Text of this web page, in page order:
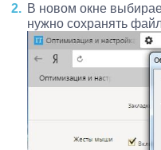
В новом окне
нужно сохранять